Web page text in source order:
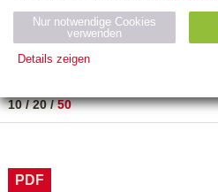
Neuerscheinung
PREIS
10/20/50
PDF
Nur notwendige Cookies
verwenden
Details zeigen
Name Zweck
ESSION
_ID